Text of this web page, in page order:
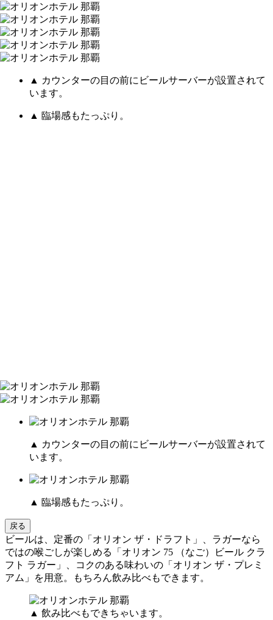
▲ カウンターの目の前にビールサーバーが設置されて
います。
▲ 臨場感もたっぷり。
▲ カウンターの目の前にビールサーバーが設置されて
います。
▲ 臨場感もたっぷり。
戻る
ビールは、定番の「オリオン ザ・ドラフト」、ラガーなら
ではの喉ごしが楽しめる「オリオン 75 （なご）ビール クラ
フト ラガー」、コクのある味わいの「オリオン ザ・プレミ
アム」を用意。もちろん飲み比べもできます。
▲ 飲み比べもできちゃいます。